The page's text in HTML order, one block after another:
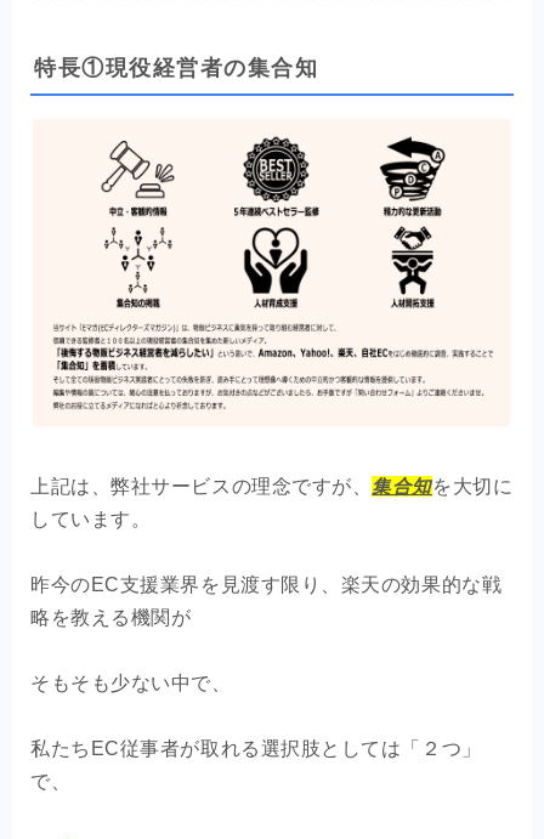
特長①現役経営者の集合知
上記は、弊社サービスの理念ですが、 集合知を大切に
しています。
昨今のEC支援業界を見渡す限り、楽天の効果的な戦
略を教える機関が
そもそも少ない中で、
私たちEC従事者が取れる選択肢としては「２つ」
で、